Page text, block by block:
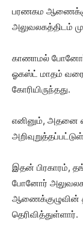
பரணகம
அலுவலகத்திடம்
காணாமல் போனோர்
ஓகஸ்ட் மாதம்
கோரியிருந்தது.
எனினும், அதனை
இதன் பிரகாரம்,
போனோர்
தெரிவித்துள்ளார்.